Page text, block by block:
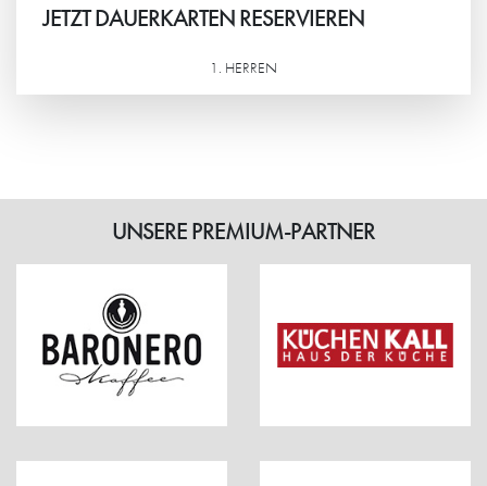
JETZT DAUERKARTEN RESERVIEREN
1. HERREN
UNSERE PREMIUM-PARTNER